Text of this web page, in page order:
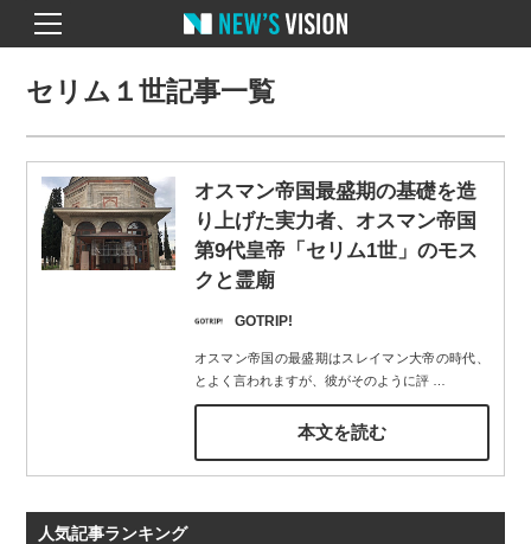
セリム１世記事一覧
オスマン帝国最盛期の基礎を造
り上げた実力者、オスマン帝国
第9代皇帝「セリム1世」のモス
クと霊廟
GOTRIP!
オスマン帝国の最盛期はスレイマン大帝の時代、
とよく言われますが、彼がそのように評…
本文を読む
人気記事ランキング